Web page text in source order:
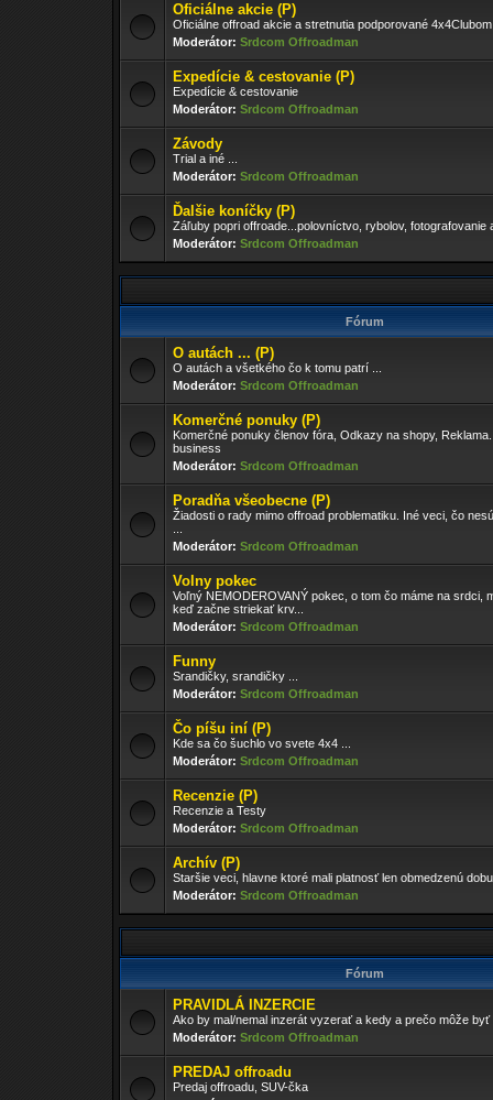
Oficiálne akcie (P)
Oficiálne offroad akcie a stretnutia podporované
Moderátor: Srdcom Offroadman
Expedície & cestovanie (P)
Expedície & cestovanie
Moderátor: Srdcom Offroadman
Závody
Trial a iné ...
Moderátor: Srdcom Offroadman
Ďalšie koníčky (P)
Záľuby popri offroade...polovníctvo, rybolov, fotografovanie
Moderátor: Srdcom Offroadman
Fórum
O autách ... (P)
O autách a všetkého čo k tomu patrí ...
Moderátor: Srdcom Offroadman
Komerčné ponuky (P)
Komerčné ponuky členov fóra, Odkazy na shopy,
business
Moderátor: Srdcom Offroadman
Poradňa všeobecne (P)
Žiadosti o rady mimo offroad problematiku. Iné veci, čo
Moderátor: Srdcom Offroadman
Volny pokec
Voľný NEMODEROVANÝ pokec, o tom čo máme na srdci,
keď začne striekať krv...
Moderátor: Srdcom Offroadman
Funny
Srandičky, srandičky ...
Moderátor: Srdcom Offroadman
Čo píšu iní (P)
Kde sa čo šuchlo vo svete 4x4 ...
Moderátor: Srdcom Offroadman
Recenzie (P)
Recenzie a Testy
Moderátor: Srdcom Offroadman
Archív (P)
Staršie veci, hlavne ktoré mali platnosť len obmedzenú
Moderátor: Srdcom Offroadman
Fórum
PRAVIDLÁ INZERCIE
Ako by mal/nemal inzerát vyzerať a kedy a prečo môže byť
Moderátor: Srdcom Offroadman
PREDAJ offroadu
Predaj offroadu, SUV-čka